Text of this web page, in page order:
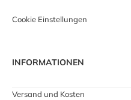
Cookie Einstellungen
INFORMATIONEN
Versand und Kosten